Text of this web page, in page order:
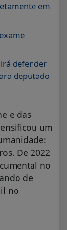
em
defender
deputado
e das
um
De 2022
no
de
no